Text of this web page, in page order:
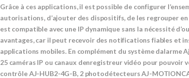
Grâce à ces applications, il est possible de configurer
autorisations, d’ajouter des dispositifs, de les regrouper
est compatible avec une IP dynamique sans la nécessité
avantages, car il peut recevoir des notifications fiables et
applications mobiles. En complément du système dalarme
25 caméras IP ou canaux denregistreur vidéo pour
contrôle AJ-HUB2-4G-B, 2 photodétecteurs AJ-